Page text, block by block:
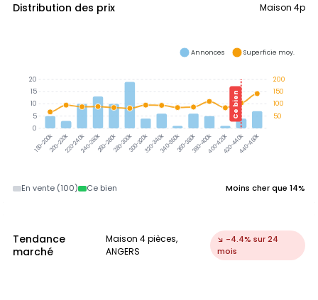
Distribution des prix Maison 4p
180-200k200-220k220-240k240-260k260-280k280-300k300-320k320-340k340-360k360-380k380-400k400-420k420-440k440-460k
Ce bien
200
150
100
50
20
15
10
5
0
Annonces Superficie moy.
En vente (100) Ce bien Moins cher que 14%
Tendance
marché
Maison 4 pièces,
ANGERS
↘ -4.4% sur 24
mois